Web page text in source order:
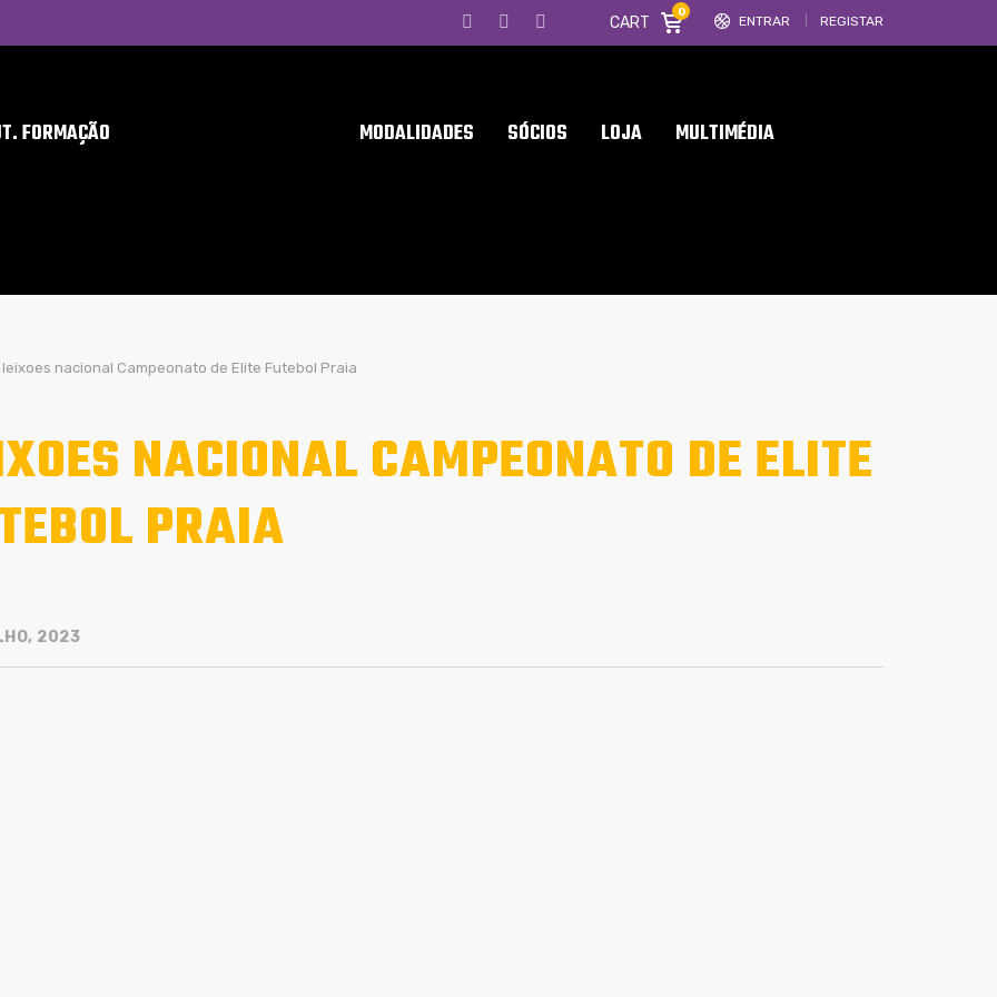
ENTRAR REGISTAR
CART
0
FORMAÇÃO MODALIDADES SÓCIOS LOJA MULTIMÉDIA
leixoes nacional Campeonato de Elite Futebol Praia
NACIONAL CAMPEONATO DE ELITE
PRAIA
2023